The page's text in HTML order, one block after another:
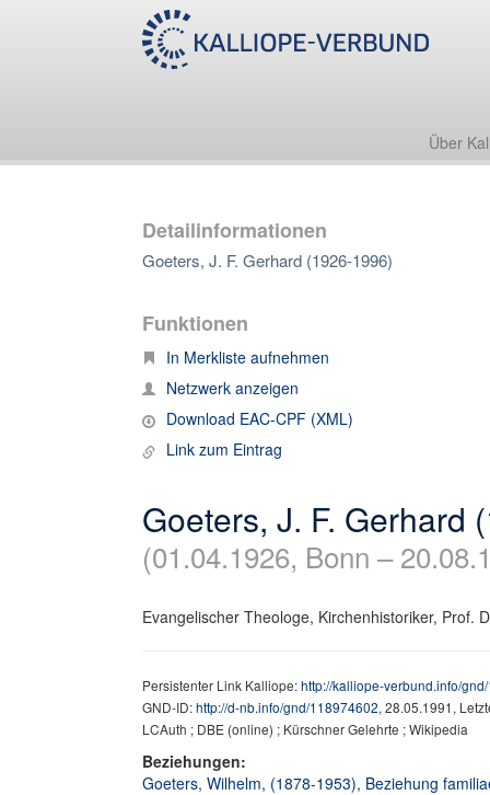
Über
Detailinformationen
Goeters, J. F. Gerhard (1926-1996)
Funktionen
In Merkliste aufnehmen
Netzwerk anzeigen
Download EAC-CPF (XML)
Link zum Eintrag
Goeters, J. F. Gerhard
(01.04.1926, Bonn –
Evangelischer Theologe, Kirchenhistoriker, Prof.
Persistenter Link Kalliope:http://kalliope-verbund.info/
GND-ID:http://d-nb.info/gnd/118974602, 28.05.1991,
LCAuth ; DBE (online) ; Kürschner Gelehrte ; Wikipedia
Beziehungen:
Goeters, Wilhelm, (1878-1953), Beziehung